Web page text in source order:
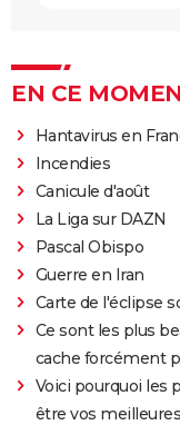
EN CE
Hantavirus en
Incendies
Canicule d'août
La Liga sur DAZN
Pascal Obispo
Guerre en Iran
Carte de l'éclipse
Ce sont les plus
cache forcément
Voici pourquoi les
être vos